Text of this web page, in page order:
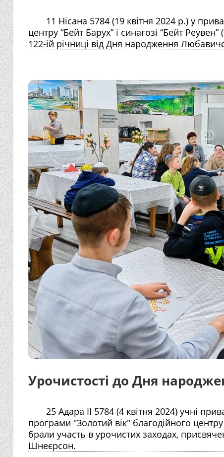
11 Нісана 5784 (19 квітня 2024 р.) у
центру “Бейт Барух” і синагозі “Бейт
122-ій річниці від Дня народження
Урочистості до Дня
25 Адара II 5784 (4 квітня 2024) учні
програми "Золотий вік" благодійного
брали участь в урочистих заходах,
Шнеєрсон.